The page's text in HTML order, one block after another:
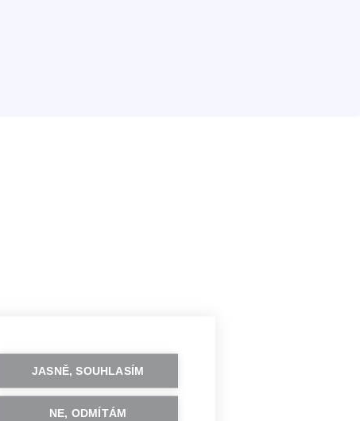
JASNĚ, SOUHLASÍM
NE, ODMÍTÁM